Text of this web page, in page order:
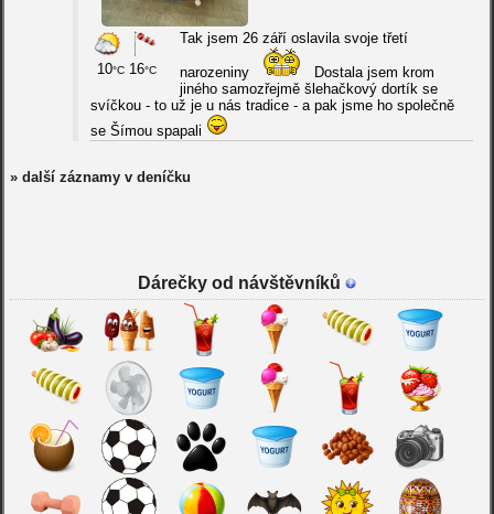
10°C16°C
Tak jsem 26 září oslavila svoje třetí
narozeniny
Dostala jsem krom
jiného samozřejmě šlehačkový dortík se
svíčkou - to už je u nás tradice - a pak jsme ho společně
se Šímou spapali
» další záznamy v deníčku
Dárečky od návštěvníků